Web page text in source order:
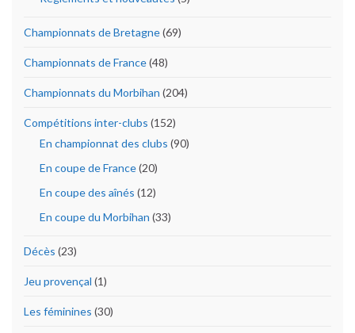
Championnats de Bretagne(69)
Championnats de France(48)
Championnats du Morbihan (204)
Compétitions inter-clubs (152)
En championnat des clubs (90)
En coupe de France(20)
En coupe des aînés (12)
En coupe du Morbihan (33)
Décès (23)
Jeu provençal (1)
Les féminines (30)